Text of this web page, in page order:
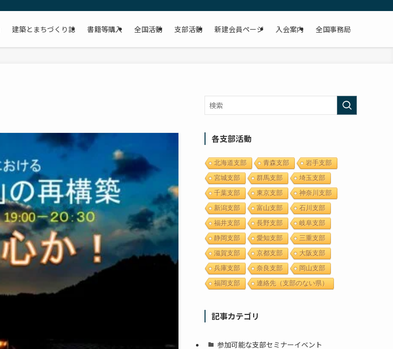
建築とまちづくり誌 書籍等購入 全国活動 支部活動 新建会員ページ 入会案内 全国事務局
各支部活動
北海道支部 青森支部
岩手支部
宮城支部
群馬支部
埼玉支部
千葉支部
東京支部
神奈川支部
新潟支部
富山支部
石川支部
福井支部
長野支部
岐阜支部
静岡支部
愛知支部
三重支部
滋賀支部
京都支部
大阪支部
兵庫支部
奈良支部
岡山支部
福岡支部
連絡先（支部のない県）
記事カテゴリ
参加可能な支部セミナーイベント